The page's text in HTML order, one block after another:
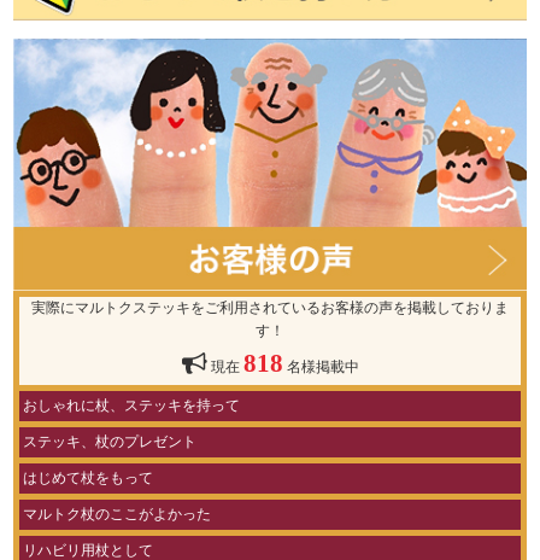
実際にマルトクステッキをご利用されているお客様の声を掲載しておりま
す！
現在 818 名様掲載中
おしゃれに杖、ステッキを持って
ステッキ、杖のプレゼント
はじめて杖をもって
マルトク杖のここがよかった
リハビリ用杖として